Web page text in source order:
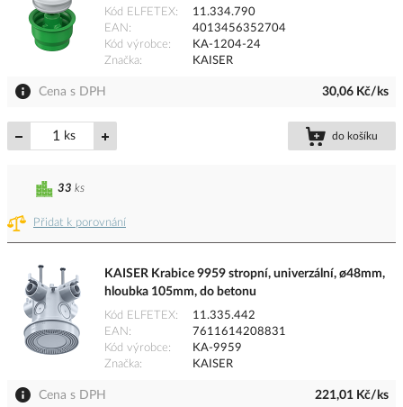
Kód ELFETEX
11.334.790
EAN
4013456352704
Kód výrobce
KA-1204-24
Značka
KAISER
Cena s DPH 30,06 Kč/ks
ks do košíku
Přidat k porovnání
33 ks
KAISER Krabice 9959 stropní, univerzální, ø48mm,
hloubka 105mm, do betonu
Kód ELFETEX
11.335.442
EAN
7611614208831
Kód výrobce
KA-9959
Značka
KAISER
Cena s DPH 221,01 Kč/ks